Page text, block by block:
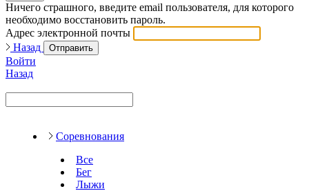
Ничего страшного, введите email пользователя, для которого
необходимо восстановить пароль.
Адрес электронной почты
Назад
Отправить
Войти
Назад
Соревнования
Все
Бег
Лыжи